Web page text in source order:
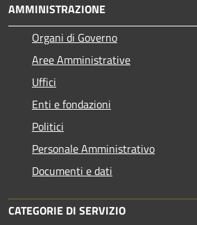
AMMINISTRAZIONE
Organi di Governo
Aree Amministrative
Uffici
Enti e fondazioni
Politici
Personale Amministrativo
Documenti e dati
CATEGORIE DI SERVIZIO